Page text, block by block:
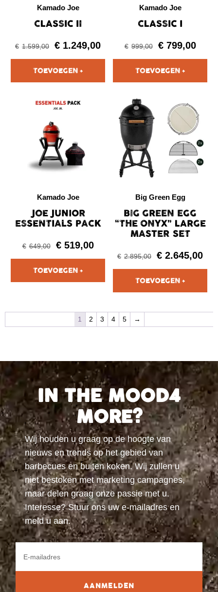
Kamado Joe
CLASSIC II
€ 1.599,00 € 1.249,00
Kamado Joe
CLASSIC I
€ 999,00 € 799,00
Kamado Joe
JOE JUNIOR
ESSENTIALS PACK
€ 649,00 € 519,00
Big Green Egg
BIG GREEN EGG
“THE ONYX” LARGE
MASTER SET
€ 2.895,00 € 2.645,00
1 2 3 4 5 →
IN THE MOOD4
MORE?
Wij houden u graag op de hoogte van
nieuws en trends op het gebied van
barbecues en buiten koken. Wij zullen u
niet bestoken met marketing campagnes,
maar delen graag onze passie met u.
Interesse? Stuur ons uw e-mailadres en
meld u aan.
AANMELDEN